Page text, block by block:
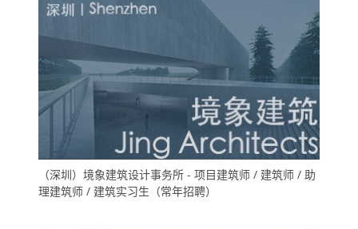
（深圳）境象建筑设计事务所 - 项目建筑师 / 建筑师 / 助
理建筑师 / 建筑实习生（常年招聘）